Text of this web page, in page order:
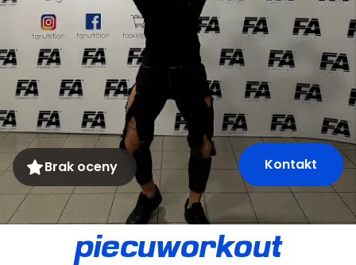
Brak oceny Kontakt
piecuworkout